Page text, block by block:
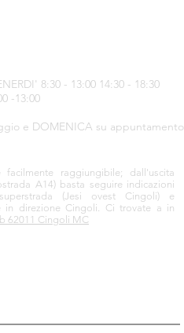
8:30 - 13:00 14:30 - 18:30
-13:00
e DOMENICA su appuntamento
raggiungibile; dall'uscita
A14) basta seguire indicazioni
(Jesi ovest Cingoli) e
in direzione Cingoli. Ci trovate a in
62011 Cingoli MC